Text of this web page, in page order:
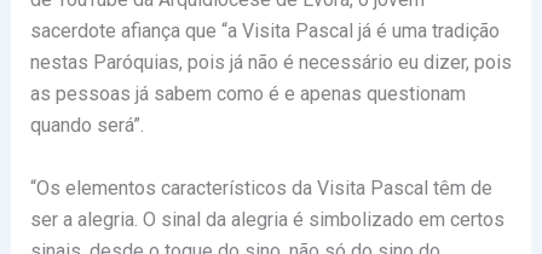
sacerdote afiança que “a Visita Pascal já é uma tradição
nestas Paróquias, pois já não é necessário eu dizer, pois
as pessoas já sabem como é e apenas questionam
quando será”.
“Os elementos característicos da Visita Pascal têm de
ser a alegria. O sinal da alegria é simbolizado em certos